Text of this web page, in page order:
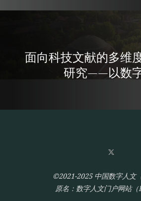
面向科技文献的多维
研究——以数
©2021-2025 中国数字人文
原名：数字人文门户网站（